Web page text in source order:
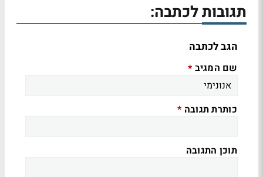
תגובות לכתבה:
הגב לכתבה
שם המגיב *
כותרת תגובה *
תוכן התגובה